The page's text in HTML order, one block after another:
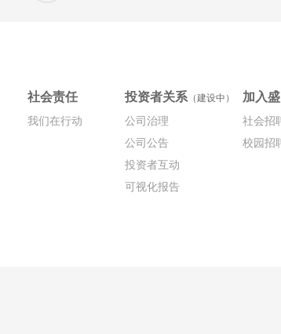
社会责任
我们在行动
投资者关系（建设中）
公司治理
公司公告
投资者互动
可视化报告
加入
社会招
校园招